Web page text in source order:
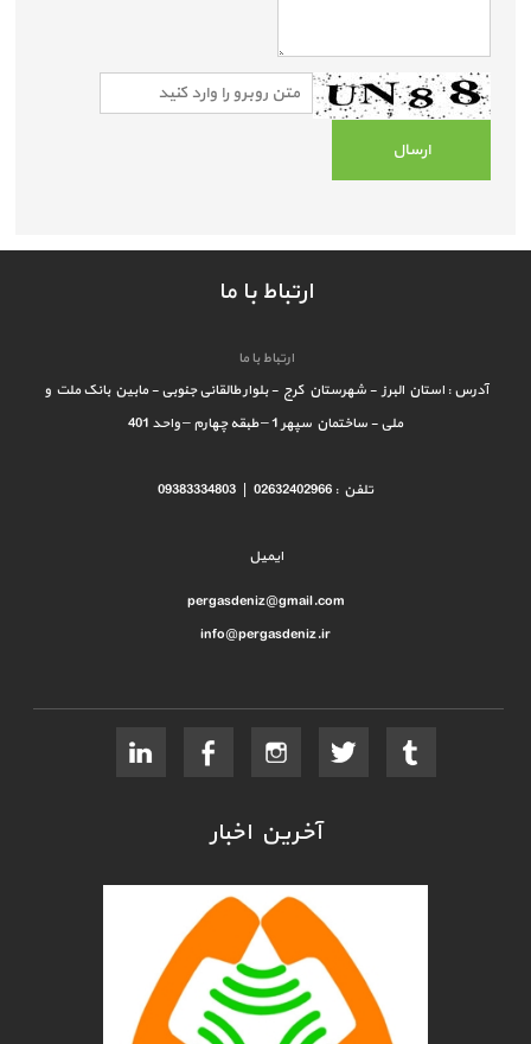
ارتباط با ما
ارتباط با ما
آدرس : استان البرز - شهرستان کرج - بلوار طالقانی جنوبی - مابین بانک ملت و
ملی - ساختمان سپهر 1 – طبقه چهارم – واحد 401
تلفن : 02632402966 | 09383334803
ایمیل
pergasdeniz@gmail.com
info@pergasdeniz.ir
آخرین اخبار